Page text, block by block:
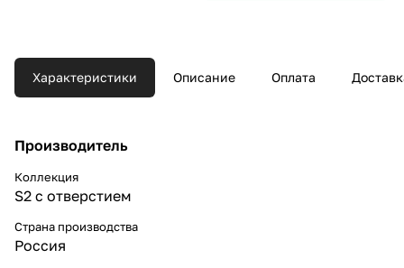
Характеристики Описание Оплата
Производитель
Коллекция
S2 с отверстием
Страна производства
Россия